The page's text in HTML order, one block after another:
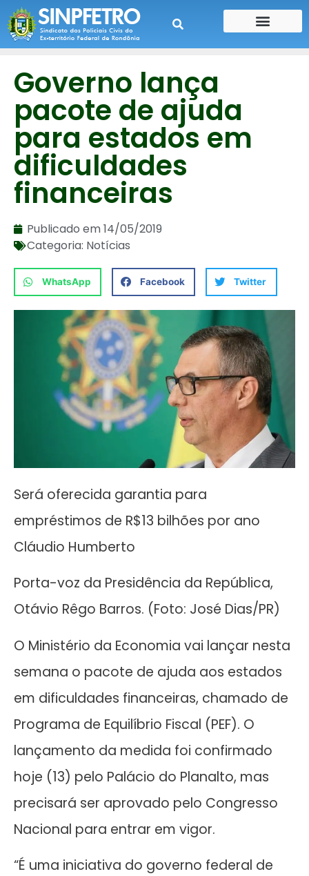
Governo lança
pacote de ajuda
para estados em
dificuldades
financeiras
Publicado em14/05/2019
Categoria: Notícias
WhatsApp Facebook Twitter
Será oferecida garantia para
empréstimos de R$13 bilhões por ano
Cláudio Humberto
Porta-voz da Presidência da República,
Otávio Rêgo Barros. (Foto: José Dias/PR)
O Ministério da Economia vai lançar nesta
semana o pacote de ajuda aos estados
em dificuldades financeiras, chamado de
Programa de Equilíbrio Fiscal (PEF). O
lançamento da medida foi confirmado
hoje (13) pelo Palácio do Planalto, mas
precisará ser aprovado pelo Congresso
Nacional para entrar em vigor.
“É uma iniciativa do governo federal de